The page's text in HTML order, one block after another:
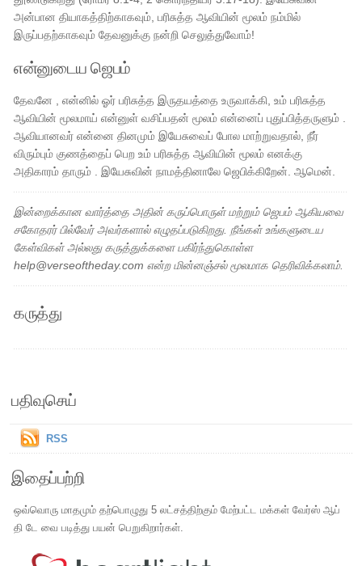
அன்பான தியாகத்திற்காகவும், பரிசுத்த ஆவியின் மூலம் நம்மில்
இருப்பதற்காகவும் தேவனுக்கு நன்றி செலுத்துவோம்!
என்னுடைய ஜெபம்
தேவனே , என்னில் ஓர் பரிசுத்த இருதயத்தை உருவாக்கி, உம் பரிசுத்த
ஆவியின் மூலமாய் என்னுள் வசிப்பதன் மூலம் என்னைப் புதுப்பித்தருளும் .
ஆவியானவர் என்னை தினமும் இயேசுவைப் போல மாற்றுவதால், நீர்
விரும்பும் குணத்தைப் பெற உம் பரிசுத்த ஆவியின் மூலம் எனக்கு
அதிகாரம் தாரும் . இயேசுவின் நாமத்தினாலே ஜெபிக்கிறேன். ஆமென்.
இன்றைக்கான வார்த்தை அதின் கருப்பொருள் மற்றும் ஜெபம் ஆகியவை
சகோதரர் பில்வேர் அவர்களால் எழுதப்படுகிறது. நீங்கள் உங்களுடைய
கேள்விகள் அல்லது கருத்துக்களை பகிர்ந்துகொள்ள
help@verseoftheday.com என்ற மின்னஞ்சல் மூலமாக தெரிவிக்கலாம்.
கருத்து
பதிவுசெய்
RSS
இதைப்பற்றி
ஒவ்வொரு மாதமும் தற்பொழுது 5 லட்சத்திற்கும் மேற்பட்ட மக்கள் வேர்ஸ் ஆப்
தி டே வை படித்து பயன் பெறுகிறார்கள்.